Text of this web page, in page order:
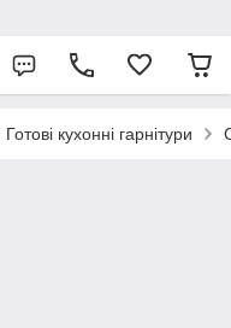
Готові кухонні гарнітури